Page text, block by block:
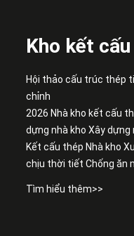
Kho kết
Hội thảo cấu trúc thép
chỉnh
2026 Nhà kho kết cấu
dựng nhà kho Xây
Kết cấu thép Nhà kho
chịu thời tiết Chống ăn
Tìm hiểu thêm>>